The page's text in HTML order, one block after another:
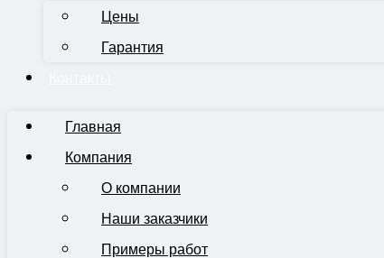
Цены
Гарантия
Главная
Компания
О компании
Наши заказчики
Примеры работ